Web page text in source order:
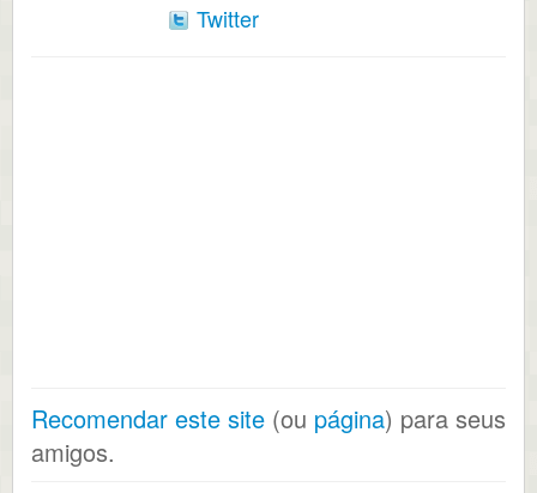
Twitter
Recomendar este site (ou página) para seus
amigos.